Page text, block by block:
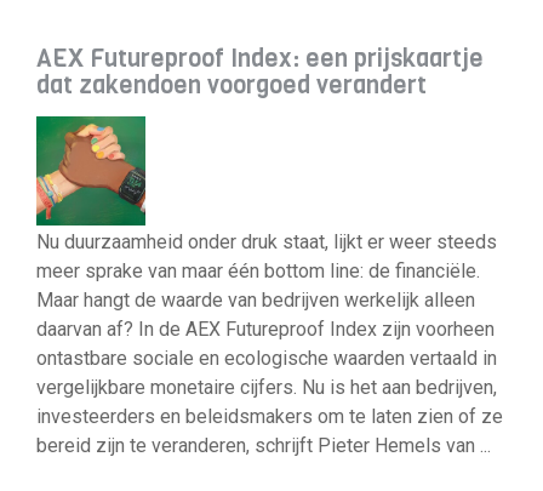
AEX Futureproof Index: een prijskaartje
dat zakendoen voorgoed verandert
Nu duurzaamheid onder druk staat, lijkt er weer steeds
meer sprake van maar één bottom line: de financiële.
Maar hangt de waarde van bedrijven werkelijk alleen
daarvan af? In de AEX Futureproof Index zijn voorheen
ontastbare sociale en ecologische waarden vertaald in
vergelijkbare monetaire cijfers. Nu is het aan bedrijven,
investeerders en beleidsmakers om te laten zien of ze
bereid zijn te veranderen, schrijft Pieter Hemels van ...